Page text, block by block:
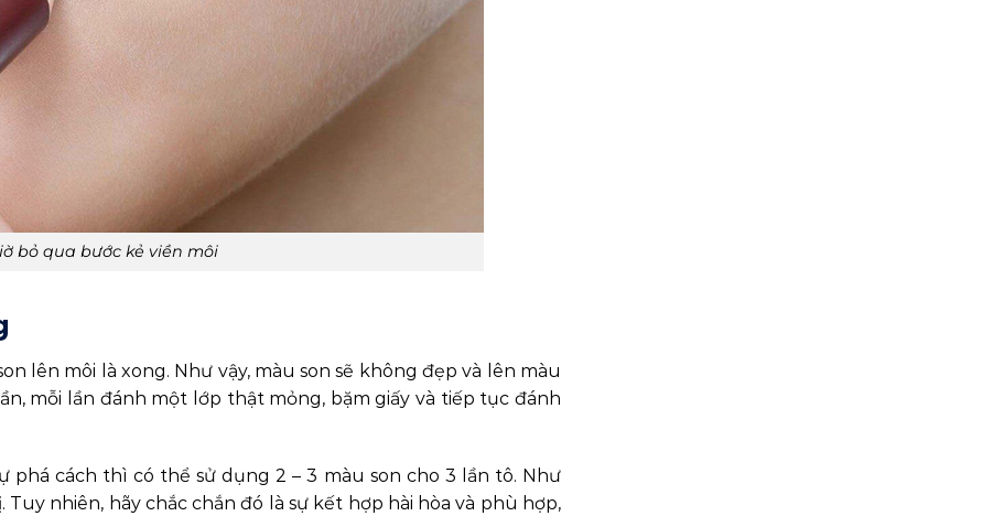
bỏ qua bước kẻ viền môi
lên môi là xong. Như vậy, màu son sẽ không đẹp và lên màu
mỗi lần đánh một lớp thật mỏng, bặm giấy và tiếp tục đánh
cách thì có thể sử dụng 2 – 3 màu son cho 3 lần tô. Như
nhiên, hãy chắc chắn đó là sự kết hợp hài hòa và phù hợp,